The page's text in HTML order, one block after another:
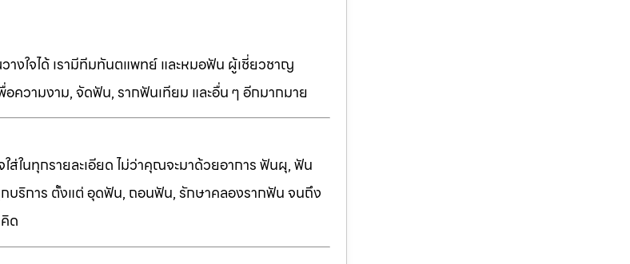
งใจได้ เรามีทีมทันตแพทย์ และหมอฟัน ผู้เชี่ยวชาญ
ความงาม, จัดฟัน, รากฟันเทียม และอื่น ๆ อีกมากมาย
ส่ในทุกรายละเอียด ไม่ว่าคุณจะมาด้วยอาการ ฟันผุ, ฟัน
บริการ ตั้งแต่ อุดฟัน, ถอนฟัน, รักษาคลองรากฟัน จนถึง
ด